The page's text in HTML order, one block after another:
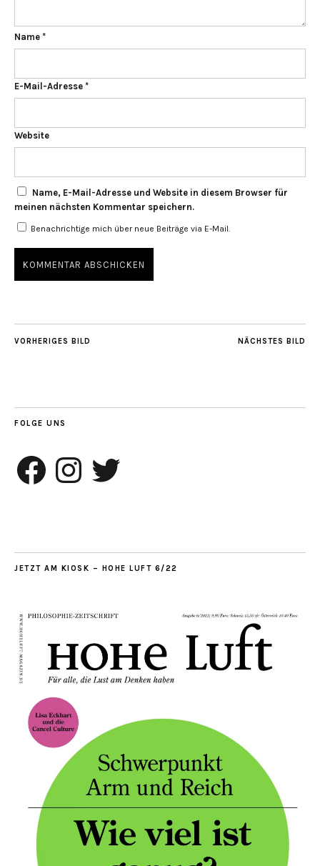
Name *
E-Mail-Adresse *
Website
Name, E-Mail-Adresse und Website in diesem Browser für
meinen nächsten Kommentar speichern.
Benachrichtige mich über neue Beiträge via E-Mail.
NÄCHSTES BILD
VORHERIGES BILD
FOLGE UNS
Facebook InstagramTwitter
JETZT AM KIOSK – HOHE LUFT 6/22